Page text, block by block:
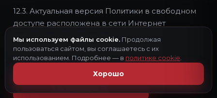
Мы используем файлы cookie. Продолжая
пользоваться сайтом, вы соглашаетесь с их
использованием. Подробнее — в политике cookie
Хорошо
12.3. Актуальная версия Политики в свободном
доступе расположена в сети Интернет
по адресу https://zip-rf.ru/.
На главную